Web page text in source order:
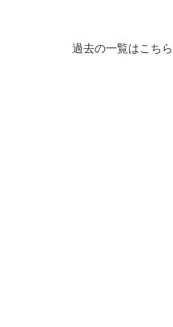
過去の一覧はこちら